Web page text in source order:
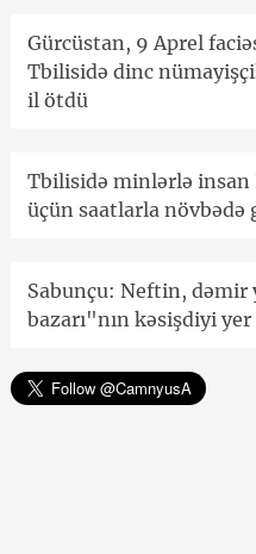
Gürcüstan, 9 Aprel
Tbilisidə dinc
il ötdü
Tbilisidə minlərlə insan
üçün saatlarla
Sabunçu: Neftin,
bazarı"nın kəsişdiyi